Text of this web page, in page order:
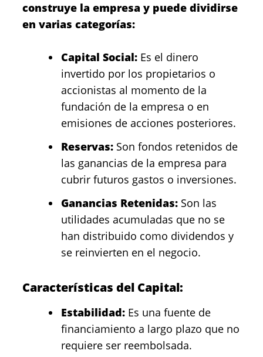
construye la empresa y puede dividirse
en varias categorías:
Capital Social: Es el dinero
invertido por los propietarios o
accionistas al momento de la
fundación de la empresa o en
emisiones de acciones posteriores.
Reservas: Son fondos retenidos de
las ganancias de la empresa para
cubrir futuros gastos o inversiones.
Ganancias Retenidas: Son las
utilidades acumuladas que no se
han distribuido como dividendos y
se reinvierten en el negocio.
Características del Capital:
Estabilidad: Es una fuente de
financiamiento a largo plazo que no
requiere ser reembolsada.